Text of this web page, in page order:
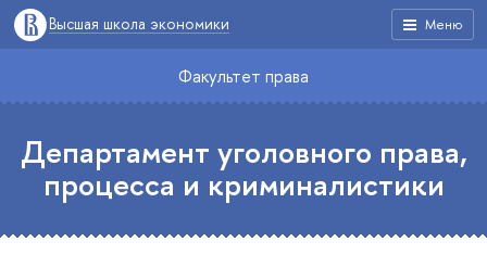
Меню
Высшая школа экономики
Факультет права
Департамент уголовного права,
процесса и криминалистики